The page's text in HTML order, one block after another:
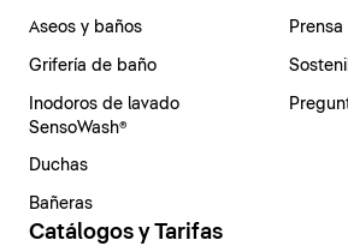
Aseos y baños
Grifería de baño
Inodoros de lavado
SensoWash®
Duchas
Bañeras
Prensa
Catálogos y Tarifas